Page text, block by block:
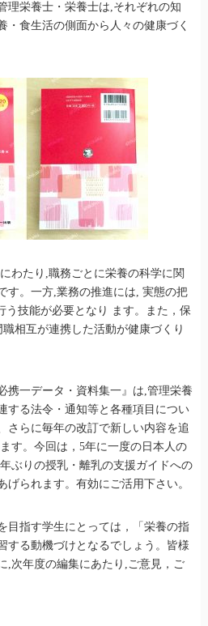
理栄養士・栄養士は,それぞれの知
・食生活の側面から人々の健康づく
わたり,職務ごとに栄養の科学に関
す。一方,業務の推進には, 実態の把
う技能が必要となり ます。また，保
相互が連携した活動が健康づくり
携一データ・資料集一』は,管理栄養
する法令・通知等と各種項目につい
さらに毎年の改訂で新しい内容を追
す。今回は，5年に一度の日本人の
ぶりの授乳・離乳の支援ガイドへの
げられます。有効にご活用下さい。
目指す学生にとっては，「栄養の指
する動機づけとなるでしょう。皆様
,次年度の編集にあたり,ご意見，ご